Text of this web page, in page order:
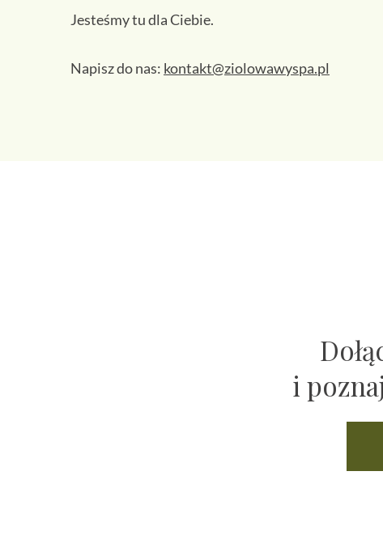
Jesteśmy tu dla Ciebie.
Napisz do nas: kontakt@ziolowawyspa.pl
i